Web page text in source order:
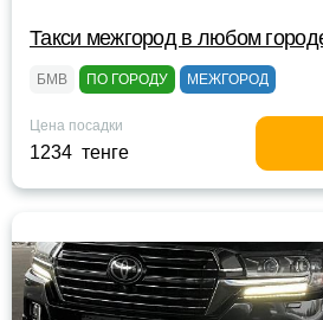
Такси межгород в любом
БМВ ПО ГОРОДУ МЕЖГОРОД
Цена посадки
1234 тенге